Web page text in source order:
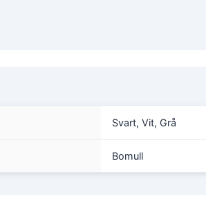
Svart, Vit, Grå
Bomull